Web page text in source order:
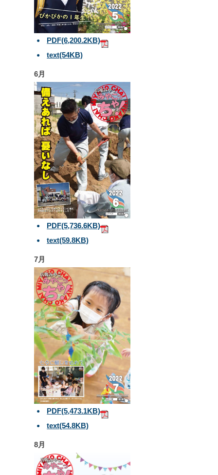
PDF(6,200.2KB)
text(54KB)
6月
PDF(5,736.6KB)
text(59.8KB)
7月
PDF(5,473.1KB)
text(54.8KB)
8月